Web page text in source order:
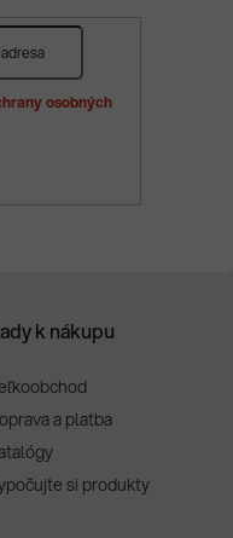
osobných
k nákupu
a platba
si produkty